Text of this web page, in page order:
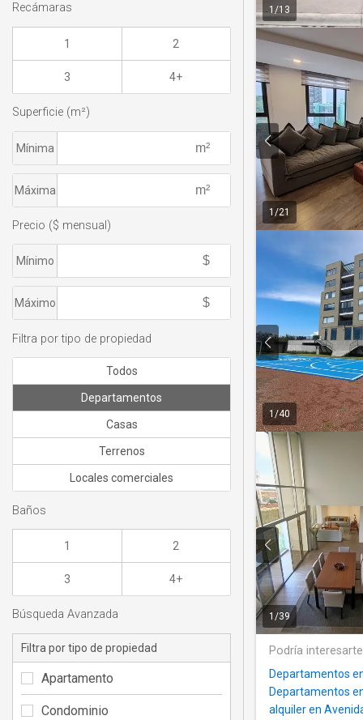
1 /13
1 /21
1/40
1 /39
Podría
Departamentos
Departamentos
alquiler en
Recámaras
1 2
3 4+
Superficie (m²)
Mínima
Máxima
Precio ($ mensual)
Mínimo
Máximo
Filtra por tipo de propiedad
Todos
Departamentos
Casas
Terrenos
Locales comerciales
Baños
1 2
3 4+
Búsqueda Avanzada
Filtra por tipo de propiedad
Apartamento
Condominio